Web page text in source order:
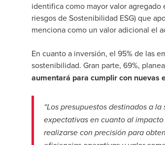
identifica como mayor valor
riesgos de Sostenibilidad ESG) que
menciona como un valor adicional el
En cuanto a inversión, el 95% de las
sostenibilidad. Gran parte, 69%,
aumentará para cumplir con nuevas
“Los presupuestos destinados a
expectativas en cuanto al
realizarse con precisión para